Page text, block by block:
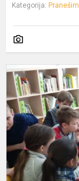
Kategorija: